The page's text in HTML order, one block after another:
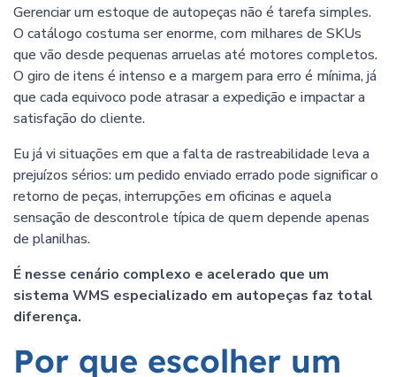
Gerenciar um estoque de autopeças não é tarefa simples.
O catálogo costuma ser enorme, com milhares de SKUs
que vão desde pequenas arruelas até motores completos.
O giro de itens é intenso e a margem para erro é mínima, já
que cada equivoco pode atrasar a expedição e impactar a
satisfação do cliente.
Eu já vi situações em que a falta de rastreabilidade leva a
prejuízos sérios: um pedido enviado errado pode significar o
retorno de peças, interrupções em oficinas e aquela
sensação de descontrole típica de quem depende apenas
de planilhas.
É nesse cenário complexo e acelerado que um
sistema WMS especializado em autopeças faz total
diferença.
Por que escolher um